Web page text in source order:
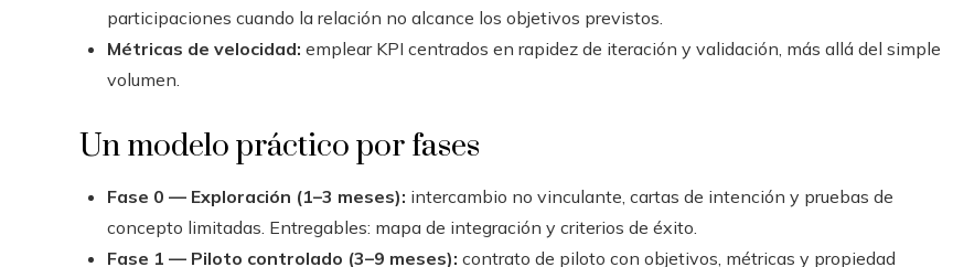
participaciones cuando la relación no alcance los objetivos previstos.
Métricas de velocidad: emplear KPI centrados en rapidez de iteración y validación, más allá del simple
volumen.
Un modelo práctico por fases
Fase 0 — Exploración (1–3 meses): intercambio no vinculante, cartas de intención y pruebas de
concepto limitadas. Entregables: mapa de integración y criterios de éxito.
Fase 1 — Piloto controlado (3–9 meses): contrato de piloto con objetivos, métricas y propiedad